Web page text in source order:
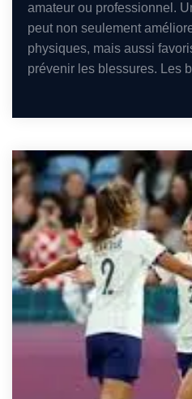
amateur ou professionnel.
peut non seulement
physiques, mais aussi
prévenir les blessures. Les